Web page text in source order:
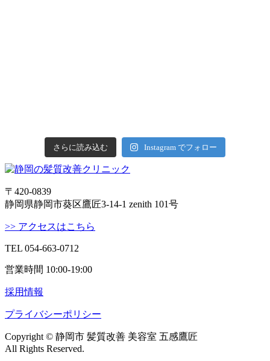
さらに読み込む Instagram でフォロー
〒420-0839
静岡県静岡市葵区鷹匠3-14-1 zenith 101号
>> アクセスはこちら
TEL 054-663-0712
営業時間 10:00-19:00
採用情報
プライバシーポリシー
Copyright © 静岡市 髪質改善 美容室 五感鷹匠
All Rights Reserved.